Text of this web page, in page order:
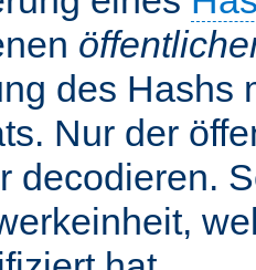
des Hashs
Nur der
decodieren.